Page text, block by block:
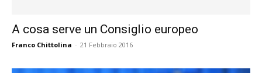
A cosa serve un Consiglio europeo
Franco Chittolina - 21 Febbraio 2016